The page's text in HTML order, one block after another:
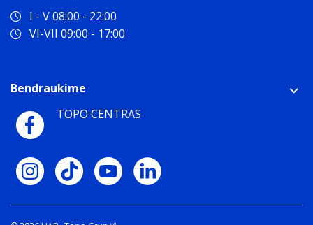
I - V 08:00 - 22:00
VI-VII 09:00 - 17:00
Bendraukime
TOPO CENTRAS